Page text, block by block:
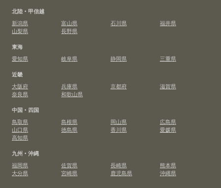
北陸・甲信越
新潟県
富山県 石川県
福井県
山梨県
長野県
東海
愛知県
岐阜県 静岡県
三重県
近畿
大阪府
兵庫県 京都府
滋賀県
奈良県
和歌山県
中国・四国
鳥取県
島根県 岡山県
広島県
山口県
徳島県 香川県
愛媛県
高知県
九州・沖縄
福岡県
佐賀県 長崎県
熊本県
大分県
宮崎県 鹿児島県 沖縄県